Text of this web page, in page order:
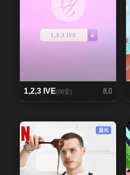
1,2,3 IVE(08全) 8.0
蓝光